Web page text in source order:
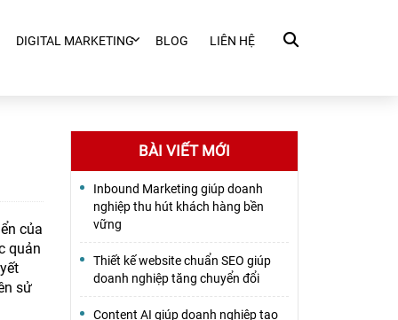
DIGITAL MARKETING BLOG LIÊN HỆ
của
quản
sử
BÀI VIẾT MỚI
Inbound Marketing giúp doanh
nghiệp thu hút khách hàng bền
vững
Thiết kế website chuẩn SEO giúp
doanh nghiệp tăng chuyển đổi
Content AI giúp doanh nghiệp tạo